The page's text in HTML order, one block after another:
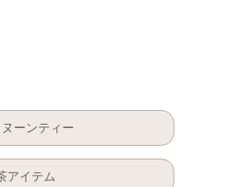
ーンティー
アイテム